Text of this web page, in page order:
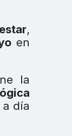
,
en
la
día